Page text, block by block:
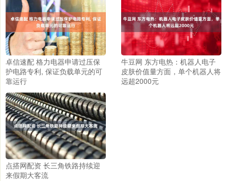
卓信速配 格力电器申请过压保
护电路专利, 保证负载单元的可
靠运行
牛豆网 东方电热：机器人电子
皮肤价值量方面，单个机器人将
远超2000元
点搭网配资 长三角铁路持续迎
来假期大客流